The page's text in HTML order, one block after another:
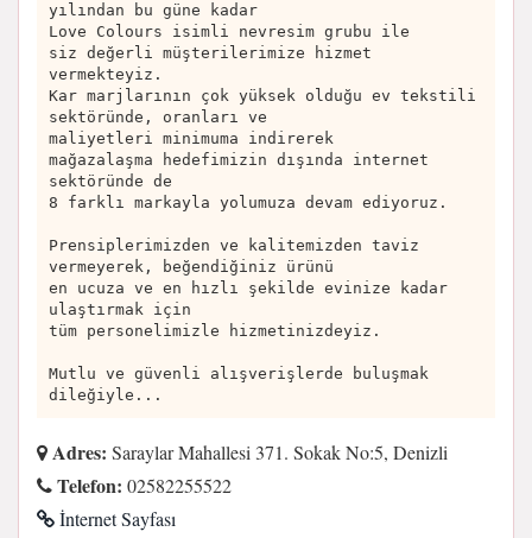
yılından bu güne kadar
Love Colours isimli nevresim grubu ile
siz değerli müşterilerimize hizmet
vermekteyiz.
Kar marjlarının çok yüksek olduğu ev tekstili
sektöründe, oranları ve
maliyetleri minimuma indirerek
mağazalaşma hedefimizin dışında internet
sektöründe de
8 farklı markayla yolumuza devam ediyoruz.
Prensiplerimizden ve kalitemizden taviz
vermeyerek, beğendiğiniz ürünü
en ucuza ve en hızlı şekilde evinize kadar
ulaştırmak için
tüm personelimizle hizmetinizdeyiz.
Mutlu ve güvenli alışverişlerde buluşmak
dileğiyle...
Adres: Saraylar Mahallesi 371. Sokak No:5, Denizli
Telefon: 02582255522
İnternet Sayfası